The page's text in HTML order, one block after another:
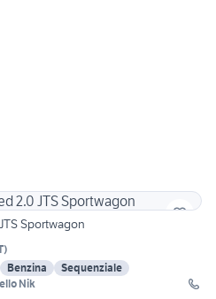
Sportwagon
)
Benzina
Sequenziale
Nik